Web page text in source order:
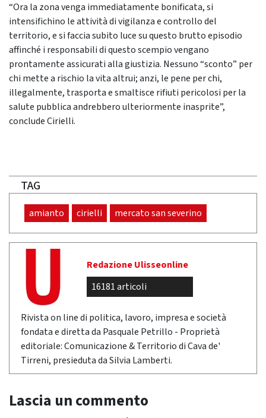
“Ora la zona venga immediatamente bonificata, si
intensifichino le attività di vigilanza e controllo del
territorio, e si faccia subito luce su questo brutto episodio
affinché i responsabili di questo scempio vengano
prontamente assicurati alla giustizia. Nessuno “sconto” per
chi mette a rischio la vita altrui; anzi, le pene per chi,
illegalmente, trasporta e smaltisce rifiuti pericolosi per la
salute pubblica andrebbero ulteriormente inasprite”,
conclude Cirielli.
TAG
amianto cirielli mercato san severino
Redazione Ulisseonline
16181 articoli
Rivista on line di politica, lavoro, impresa e società
fondata e diretta da Pasquale Petrillo - Proprietà
editoriale: Comunicazione & Territorio di Cava de'
Tirreni, presieduta da Silvia Lamberti.
Lascia un commento